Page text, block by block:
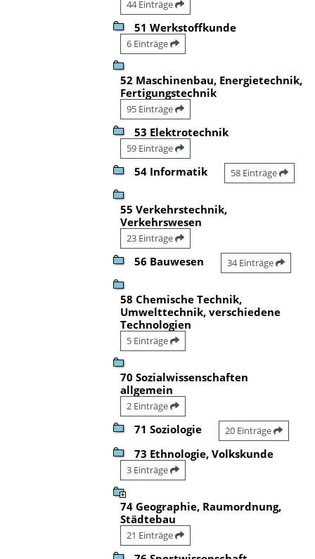
44 Einträge
51 Werkstoffkunde
6 Einträge
52 Maschinenbau, Energietechnik,
Fertigungstechnik
95 Einträge
53 Elektrotechnik
59 Einträge
54 Informatik 58 Einträge
55 Verkehrstechnik,
Verkehrswesen
23 Einträge
56 Bauwesen 34 Einträge
58 Chemische Technik,
Umwelttechnik, verschiedene
Technologien
5 Einträge
70 Sozialwissenschaften
allgemein
2 Einträge
71 Soziologie 20 Einträge
73 Ethnologie, Volkskunde
3 Einträge
74 Geographie, Raumordnung,
Städtebau
21 Einträge